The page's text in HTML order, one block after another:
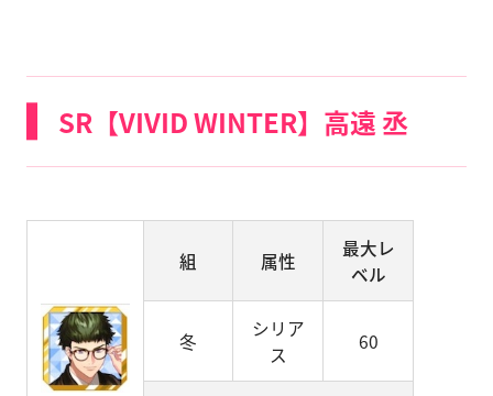
SR【VIVID WINTER】高遠 丞
組 属性
最大レ
ベル
冬
シリア
ス
60